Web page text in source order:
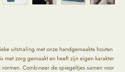
uitstraling met onze handgemaakte houten
met zorg gemaakt en heeft zijn eigen karakter
Combineer de spiegeltjes samen voor